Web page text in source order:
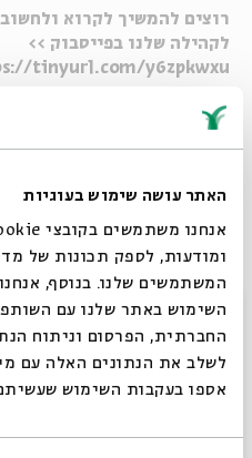
האתר עושה שימוש בעוגיות
ומודעות, לספק תכונות של
המשתמשים שלנו. בנוסף,
השימוש באתר שלנו עם
החברתית, הפרסום וניתוח
לשלב את הנתונים האלה עם
אספו בעקבות השימוש
רוצים להמשיך לקרוא
לקהילה שלנו בפייסבוק >>
tinyurl.com/y6zpkwxu
לפלייליסט מתעדכן עם
tinyurl.com/pe857aam
לקבלת עדכונים על פרק חדש ב-
פרקים
סגור